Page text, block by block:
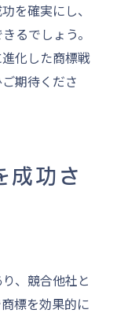
を確実にし、
るでしょう。
化した商標戦
期待くださ
成功さ
、競合他社と
標を効果的に